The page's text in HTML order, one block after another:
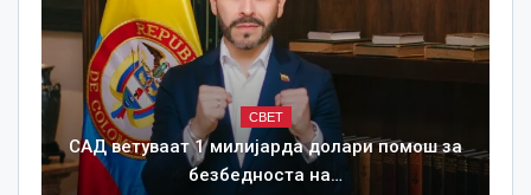
СВЕТ
САД ветуваат 1 милијарда долари помош за
безбедноста на…